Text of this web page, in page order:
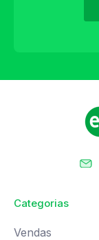
Categorias
Vendas